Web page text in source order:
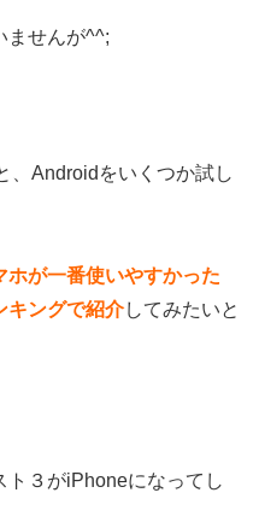
ませんが^^;
、Androidをいくつか試し
ホが一番使いやすかった
キングで紹介してみたいと
ト３がiPhoneになってし